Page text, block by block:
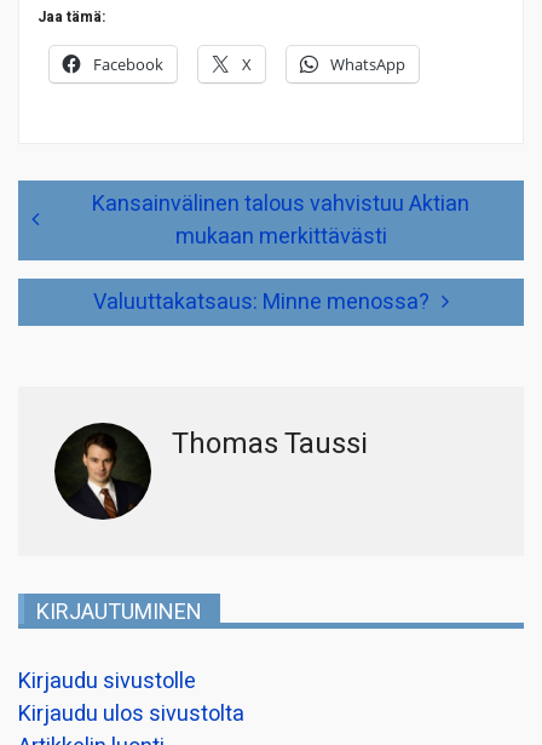
Jaa tämä:
Facebook X WhatsApp
Artikkelien
selaus
Kansainvälinen talous vahvistuu Aktian
mukaan merkittävästi
Valuuttakatsaus: Minne menossa?
Thomas Taussi
KIRJAUTUMINEN
Kirjaudu sivustolle
Kirjaudu ulos sivustolta